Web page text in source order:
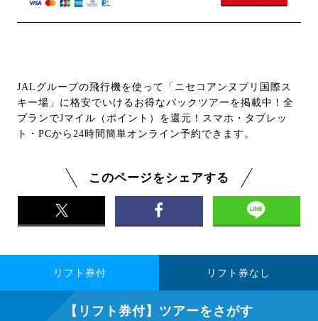
JALグループの飛行機を使って「ニセコアンヌプリ国際ス
キー場」に格安でいけるお得なパックツアーを掲載中！全
プランでJマイル（ポイント）を還元！スマホ・タブレッ
ト・PCから24時間簡単オンライン予約できます。
このページをシェアする
リフト券付 リフト券なし
【リフト券付】ツアーをさがす